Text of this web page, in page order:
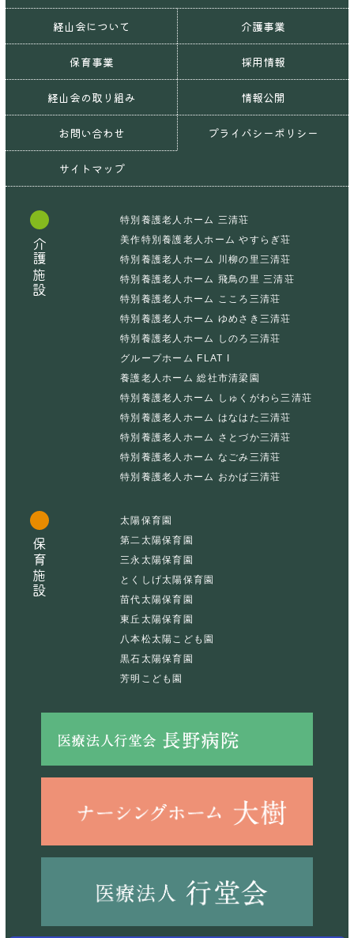
経山会について 介護事業
保育事業 採用情報
経山会の取り組み 情報公開
お問い合わせ プライバシーポリシー
サイトマップ
介護施設
特別養護老人ホーム 三清荘
美作特別養護老人ホーム やすらぎ荘
特別養護老人ホーム 川柳の里三清荘
特別養護老人ホーム 飛鳥の里 三清荘
特別養護老人ホーム こころ三清荘
特別養護老人ホーム ゆめさき三清荘
特別養護老人ホーム しのろ三清荘
グループホーム FLAT I
養護老人ホーム 総社市清梁園
特別養護老人ホーム しゅくがわら三清荘
特別養護老人ホーム はなはた三清荘
特別養護老人ホーム さとづか三清荘
特別養護老人ホーム なごみ三清荘
特別養護老人ホーム おかば三清荘
保育施設
太陽保育園
第二太陽保育園
三永太陽保育園
とくしげ太陽保育園
苗代太陽保育園
東丘太陽保育園
八本松太陽こども園
黒石太陽保育園
芳明こども園